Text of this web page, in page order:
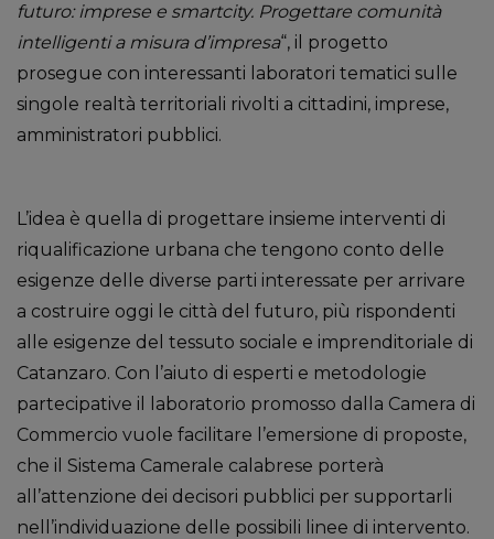
futuro: imprese e smartcity. Progettare comunità
intelligenti a misura d’impresa“, il progetto
prosegue con interessanti laboratori tematici sulle
singole realtà territoriali rivolti a cittadini, imprese,
amministratori pubblici.
L’idea è quella di progettare insieme interventi di
riqualificazione urbana che tengono conto delle
esigenze delle diverse parti interessate per arrivare
a costruire oggi le città del futuro, più rispondenti
alle esigenze del tessuto sociale e imprenditoriale di
Catanzaro. Con l’aiuto di esperti e metodologie
partecipative il laboratorio promosso dalla Camera di
Commercio vuole facilitare l’emersione di proposte,
che il Sistema Camerale calabrese porterà
all’attenzione dei decisori pubblici per supportarli
nell’individuazione delle possibili linee di intervento.